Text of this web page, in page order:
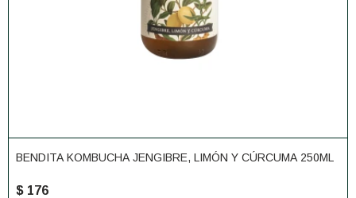
BENDITA KOMBUCHA JENGIBRE, LIMÓN Y CÚRCUMA 250ML
$ 176